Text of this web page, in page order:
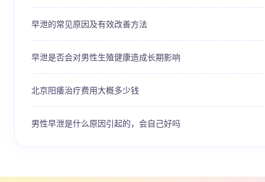
早泄的常见原因及有效改善方法
早泄是否会对男性生殖健康造成长期影响
北京阳痿治疗费用大概多少钱
男性早泄是什么原因引起的，会自己好吗